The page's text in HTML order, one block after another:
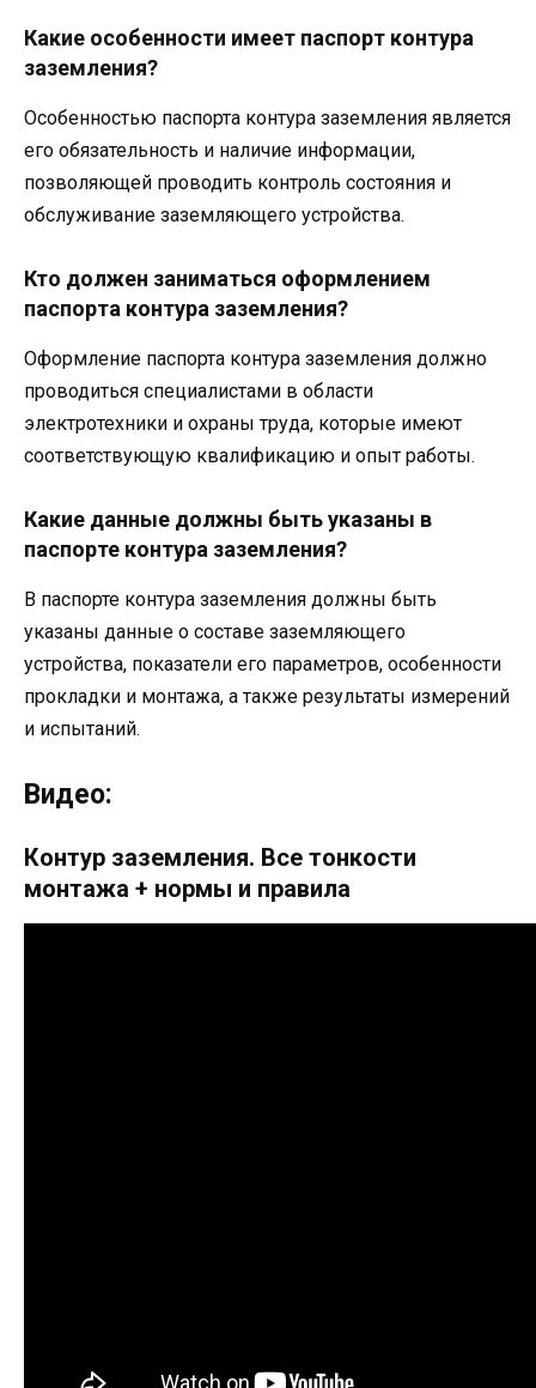
Какие особенности имеет паспорт контура
заземления?
Особенностью паспорта контура заземления является
его обязательность и наличие информации,
позволяющей проводить контроль состояния и
обслуживание заземляющего устройства.
Кто должен заниматься оформлением
паспорта контура заземления?
Оформление паспорта контура заземления должно
проводиться специалистами в области
электротехники и охраны труда, которые имеют
соответствующую квалификацию и опыт работы.
Какие данные должны быть указаны в
паспорте контура заземления?
В паспорте контура заземления должны быть
указаны данные о составе заземляющего
устройства, показатели его параметров, особенности
прокладки и монтажа, а также результаты измерений
и испытаний.
Видео:
Контур заземления. Все тонкости
монтажа + нормы и правила